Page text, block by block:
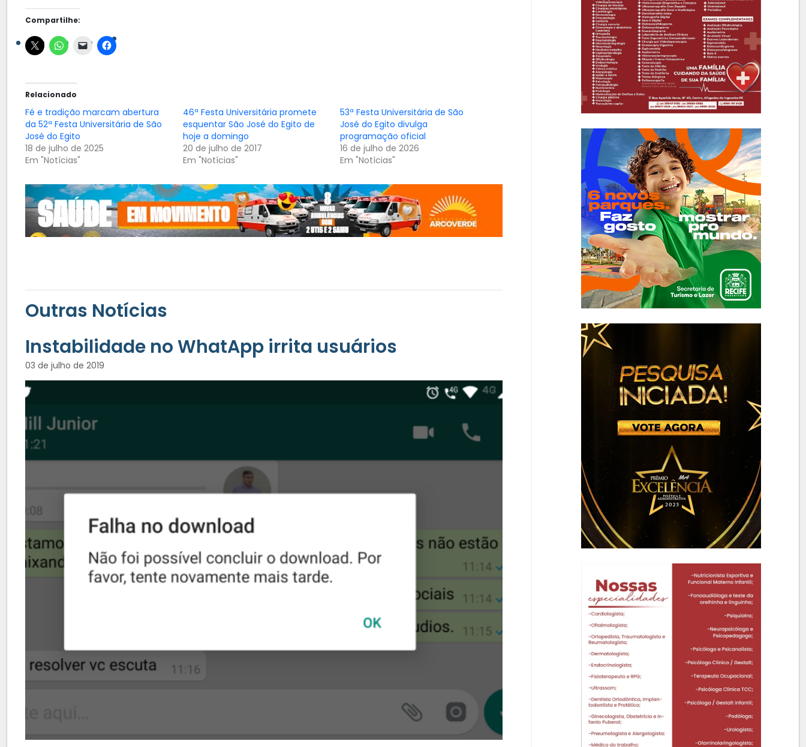
Compartilhe:
Relacionado
Fé e tradição marcam abertura
da 52ª Festa Universitária de São
José do Egito
18 de julho de 2025
Em "Notícias"
46ª Festa Universitária promete
esquentar São José do Egito de
hoje a domingo
20 de julho de 2017
Em "Notícias"
53ª Festa Universitária de São
José do Egito divulga
programação oficial
16 de julho de 2026
Em "Notícias"
Outras Notícias
Instabilidade no WhatApp irrita usuários
03 de julho de 2019